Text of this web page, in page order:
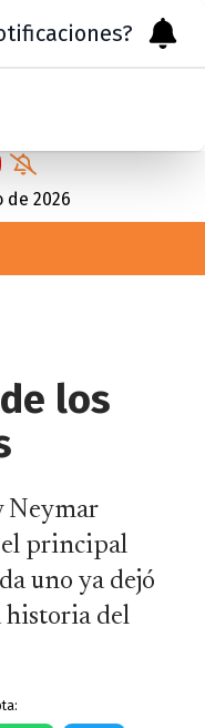
de 2026
los
Neymar
el principal
uno ya dejó
historia del